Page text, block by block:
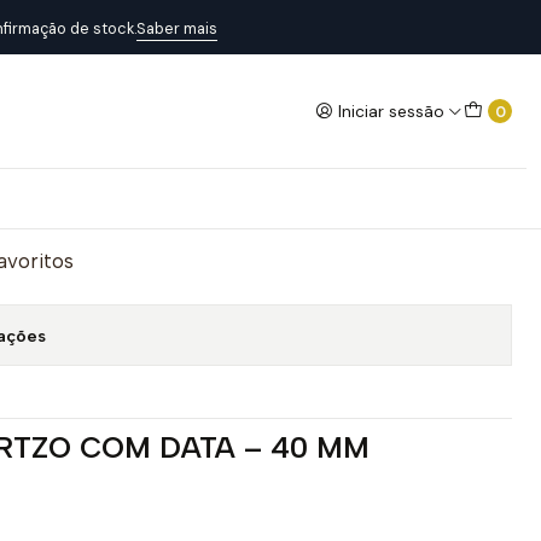
Iniciar sessão 0
de stock.Saber mais
COM DATA – 40 MM